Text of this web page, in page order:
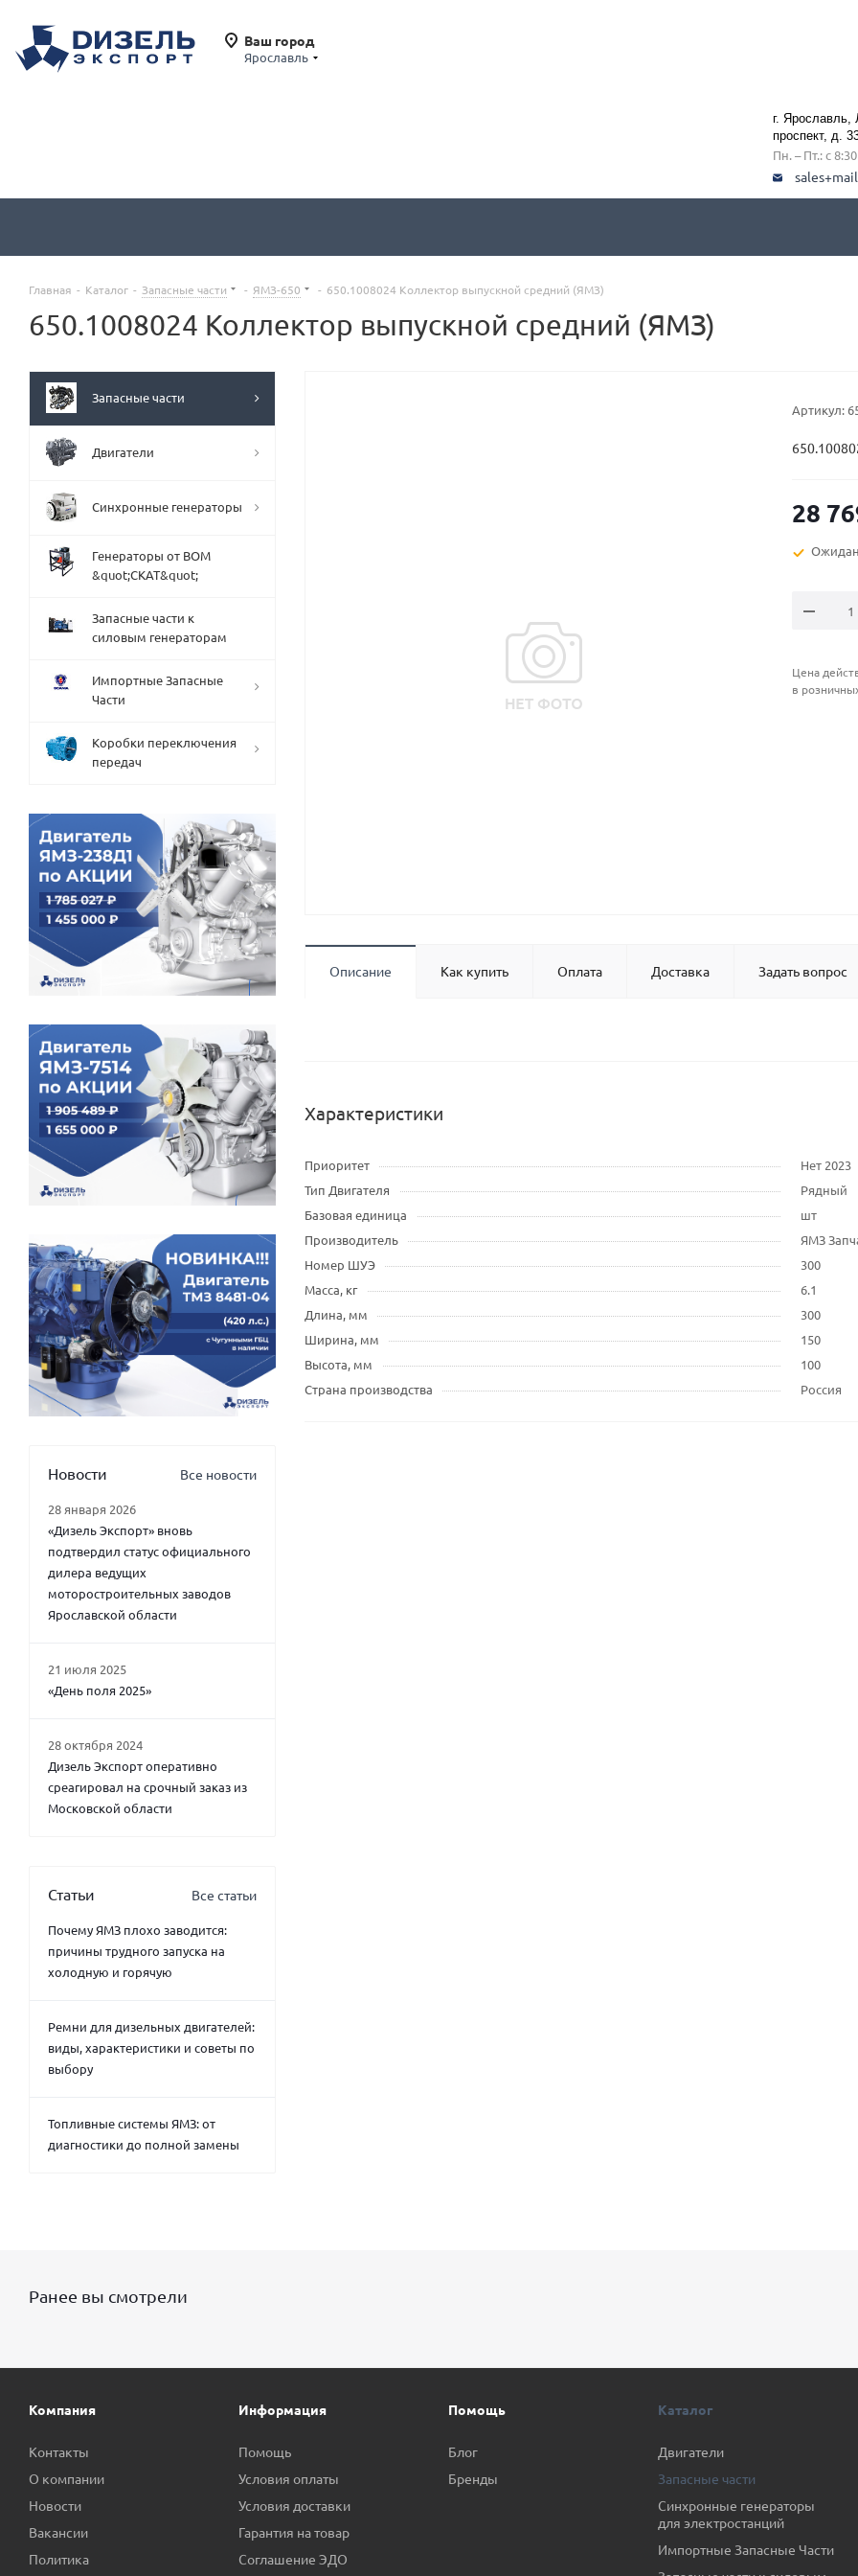
Ваш город
Ярославль
г. Ярославль,
проспект, д.
Пн. – Пт.: с
Главная - Каталог - Запасные части - ЯМЗ-650 - 650.1008024 Коллектор выпускной средний (ЯМЗ)
650.1008024 Коллектор выпускной средний (ЯМЗ)
Артикул:
28
Цена
в
Описание Как купить Оплата Доставка Задать вопрос
Характеристики
Приоритет
Нет 2023
Тип Двигателя
Рядный
Базовая единица
шт
Производитель
ЯМЗ
Номер ШУЭ
300
Масса, кг
6.1
Длина, мм
300
Ширина, мм
150
Высота, мм
100
Страна производства
Россия
Запасные части
Двигатели
Синхронные генераторы
Генераторы от ВОМ
&quot;СКАТ&quot;
Запасные части к
силовым генераторам
Импортные Запасные
Части
Коробки переключения
передач
Новости Все новости
28 января 2026
«Дизель Экспорт» вновь
подтвердил статус официального
дилера ведущих
моторостроительных заводов
Ярославской области
21 июля 2025
«День поля 2025»
28 октября 2024
Дизель Экспорт оперативно
среагировал на срочный заказ из
Московской области
Статьи Все статьи
Почему ЯМЗ плохо заводится:
причины трудного запуска на
холодную и горячую
Ремни для дизельных двигателей:
виды, характеристики и советы по
выбору
Топливные системы ЯМЗ: от
диагностики до полной замены
Ранее вы смотрели
Компания
Контакты
О компании
Новости
Вакансии
Политика
Информация
Помощь
Условия оплаты
Условия доставки
Гарантия на товар
Соглашение ЭДО
Помощь
Блог
Бренды
Каталог
Двигатели
Запасные части
Синхронные генераторы
для электростанций
Импортные Запасные Части